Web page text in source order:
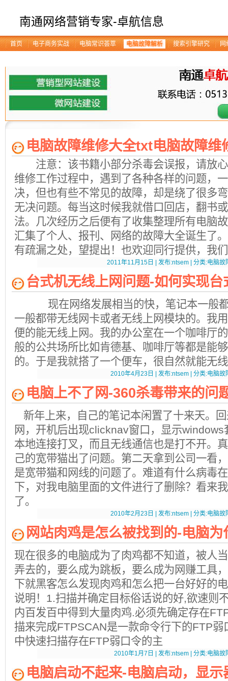
南通网络营销专家-卓航信息
首页 电子商务实战 电脑常识荟萃 电脑故障解析 搜索引擎研究 网
电脑故障维修大全txt电脑故障维
注意：该书籍小部分杀毒会误报，请
维修工作过程中，遇到了各种各样的问题，
决，但也有些不常见的故障，却是绕了很多
无决问题。每当这时候我就借口回店，翻书
法。几次经历之后便有了收集整理所有电脑
汇集了个人、报刊、网络的故障大全诞生了
有疏漏之处，望提出！也欢迎同行提供，
2011年11月15日 | 发布:ntsem | 分类:电脑故
台式机无线上网问题-如何实现台
现在网络发展相当的快，笔记本一般都
一般都带无线网卡或者无线上网模块的。我
便的能无线上网。我的办公室在一个咖啡厅
般的公共场所比如肯德基、咖啡厅等都是能
的。于是我就搭了一个便车，很自然就能无
2010年4月23日 | 发布:ntsem | 分类:电脑故
电脑上不了网-360杀毒带来的问
新年上来，自己的笔记本闲置了十来天。
网，开机后出现clicknav窗口，显示windows
本地连接打叉，而且无线通信也是打不开。
己的宽带猫出了问题。第二天拿到公司一看
是宽带猫和网线的问题了。难道有什么病毒
下，对我电脑里面的文件进行了删除？看来
了。
2010年2月23日 | 发布:ntsem | 分类:电脑故
网站肉鸡是怎么被找到的-电脑
现在很多的电脑成为了肉鸡都不知道，被人
弄去的，要么成为跳板，要么成为网赚工具
下就黑客怎么发现肉鸡和怎么把一台好好的
说明！1.扫描并确定目标俗话说的好,欲速则
内百发百中得到大量肉鸡.必须先确定存在
描来完成FTPSCAN是一款命令行下的FTP
中快速扫描存在FTP弱口令的主
2010年1月7日 | 发布:ntsem | 分类:电脑故
电脑启动不起来-电脑启动，显示